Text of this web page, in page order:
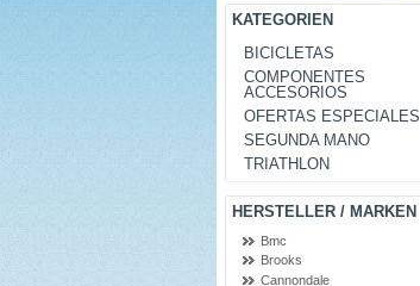
KATEGORIEN
BICICLETAS
COMPONENTES
ACCESORIOS
OFERTAS ESPECIALES
SEGUNDA MANO
TRIATHLON
HERSTELLER / MARKEN
Bmc
Brooks
Cannondale